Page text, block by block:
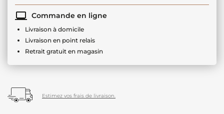
Commande en ligne
Livraison à domicile
Livraison en point relais
Retrait gratuit en magasin
Estimez vos frais de livraison.